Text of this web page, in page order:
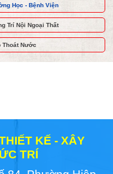
Học - Bệnh Viện
Trí Nội Ngoại Thất
Thoát Nước
KẾ - XÂY
TRÍ